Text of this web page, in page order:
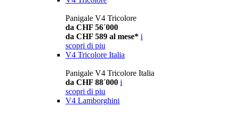
Panigale V4 Tricolore
da CHF 56´000
da CHF 589 al mese* i
scopri di piu
V4 Tricolore Italia
Panigale V4 Tricolore Italia
da CHF 88´000 i
scopri di piu
V4 Lamborghini